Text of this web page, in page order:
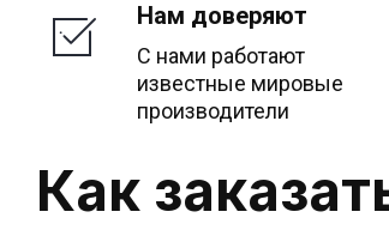
Нам доверяют
С нами работают
известные мировые
производители
Как